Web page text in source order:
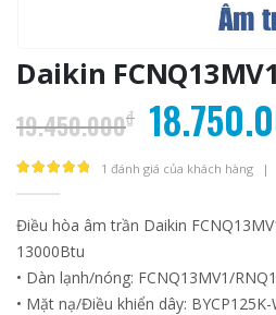
Daikin
19.450.000₫ Giá
gốc
là:
1 đánh giá của khách hàng |
Điều hòa âm trần Daikin
13000Btu
• Dàn lạnh/nóng: FCNQ13MV1/
• Mặt nạ/Điều khiển dây: BYCP125K-